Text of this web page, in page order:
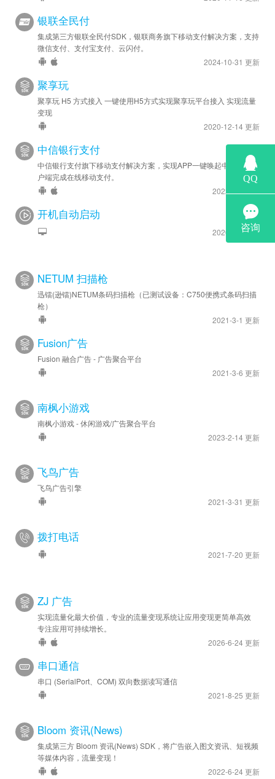
银联全民付
集成第三方银联全民付SDK，银联商务旗下移动支付解决方案，支持
微信支付、支付宝支付、云闪付。
2024-10-31 更新
聚享玩
聚享玩 H5 方式接入 一键使用H5方式实现聚享玩平台接入 实现流量
变现
2020-12-14 更新
中信银行支付
中信银行支付旗下移动支付解决方案，实现APP一键唤起中信银行客
户端完成在线移动支付。
2022-6-8 更新
开机自动启动
2020-1-1 更新
NETUM 扫描枪
迅镭(逊镭)NETUM条码扫描枪（已测试设备：C750便携式条码扫描
枪）
2021-3-1 更新
Fusion广告
Fusion 融合广告 - 广告聚合平台
2021-3-6 更新
南枫小游戏
南枫小游戏 - 休闲游戏/广告聚合平台
2023-2-14 更新
飞鸟广告
飞鸟广告引擎
2021-3-31 更新
拨打电话
2021-7-20 更新
ZJ 广告
实现流量化最大价值，专业的流量变现系统让应用变现更简单高效
专注应用可持续增长。
2026-6-24 更新
串口通信
串口 (SerialPort、COM) 双向数据读写通信
2021-8-25 更新
Bloom 资讯(News)
集成第三方 Bloom 资讯(News) SDK，将广告嵌入图文资讯、短视频
等媒体内容，流量变现！
2022-6-24 更新